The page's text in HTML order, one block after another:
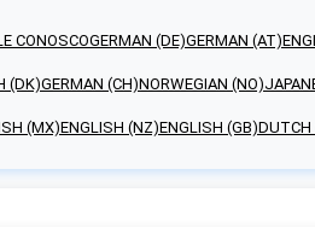
CONOSCOGERMAN (DE)GERMAN (AT)
(DK)GERMAN (CH)NORWEGIAN (NO)
(MX)ENGLISH (NZ)ENGLISH (GB)DUTCH